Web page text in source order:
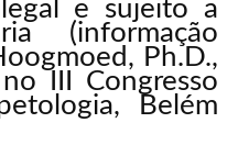
e sujeito a
(informação
Ph.D.,
III Congresso
Belém